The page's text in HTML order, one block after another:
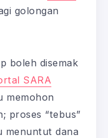
golongan
boleh disemak
SARA
memohon
proses “tebus”
menuntut dana